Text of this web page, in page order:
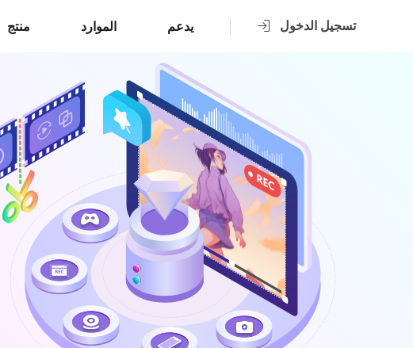
تسجيل الدخول منتج الموارد يدعم